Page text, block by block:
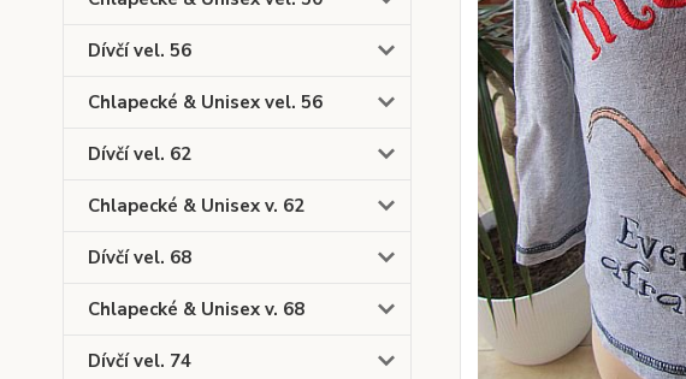
Dívčí vel. 56
Chlapecké & Unisex vel. 56
Dívčí vel. 62
Chlapecké & Unisex v. 62
Dívčí vel. 68
Chlapecké & Unisex v. 68
Dívčí vel. 74